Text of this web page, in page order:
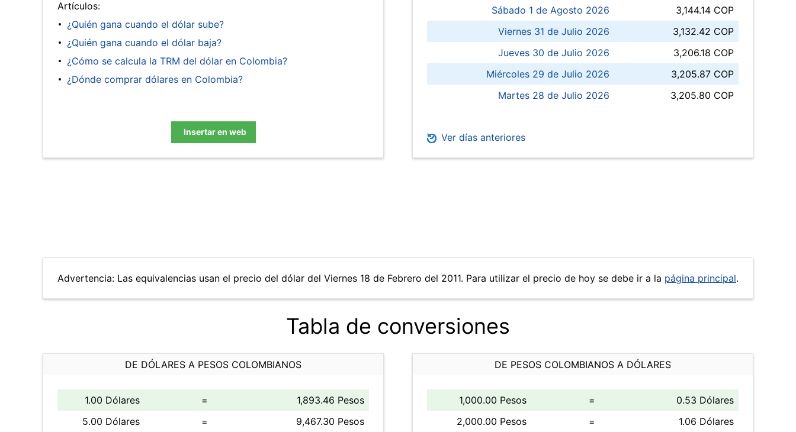
Artículos:
¿Quién gana cuando el dólar sube?
¿Quién gana cuando el dólar baja?
¿Cómo se calcula la TRM del dólar en Colombia?
¿Dónde comprar dólares en Colombia?
Insertar en web
Sábado 1 de Agosto 2026
3,144.14 COP
Viernes 31 de Julio 2026
3,132.42 COP
Jueves 30 de Julio 2026
3,206.18 COP
Miércoles 29 de Julio 2026
3,205.87 COP
Martes 28 de Julio 2026
3,205.80 COP
Ver días anteriores
Advertencia: Las equivalencias usan el precio del dólar del Viernes 18 de Febrero del 2011. Para utilizar el precio de hoy se debe ir a la página principal.
Tabla de conversiones
DE DÓLARES A PESOS COLOMBIANOS
1.00 Dólares =
1,893.46 Pesos
5.00 Dólares
=
9,467.30 Pesos
DE PESOS COLOMBIANOS A DÓLARES
1,000.00 Pesos =
0.53 Dólares
2,000.00 Pesos
=
1.06 Dólares